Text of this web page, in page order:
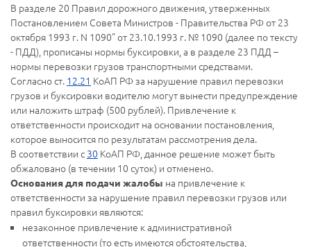
В разделе 20 Правил дорожного движения, утверженных
Постановлением Совета Министров - Правительства РФ от 23
октября 1993 г. N 1090" от 23.10.1993 г. № 1090 (далее по тексту
- ПДД), прописаны нормы буксировки, а в разделе 23 ПДД –
нормы перевозки грузов транспортными средствами.
Согласно ст. 12.21 КоАП РФ за нарушение правил перевозки
грузов и буксировки водителю могут вынести предупреждение
или наложить штраф (500 рублей). Привлечение к
ответственности происходит на основании постановления,
которое выносится по результатам рассмотрения дела.
В соответствии с 30 КоАП РФ, данное решение может быть
обжаловано (в течении 10 суток) и отменено.
Основания для подачи жалобы на привлечение к
ответственности за нарушение правил перевозки грузов или
правил буксировки являются:
незаконное привлечение к административной
ответственности (то есть имеются обстоятельства,